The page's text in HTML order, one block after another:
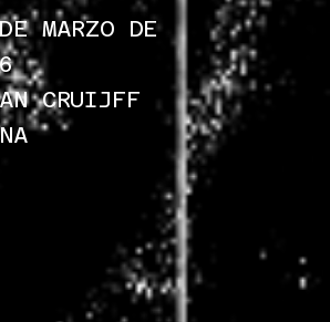
MARZO DE
CRUIJFF